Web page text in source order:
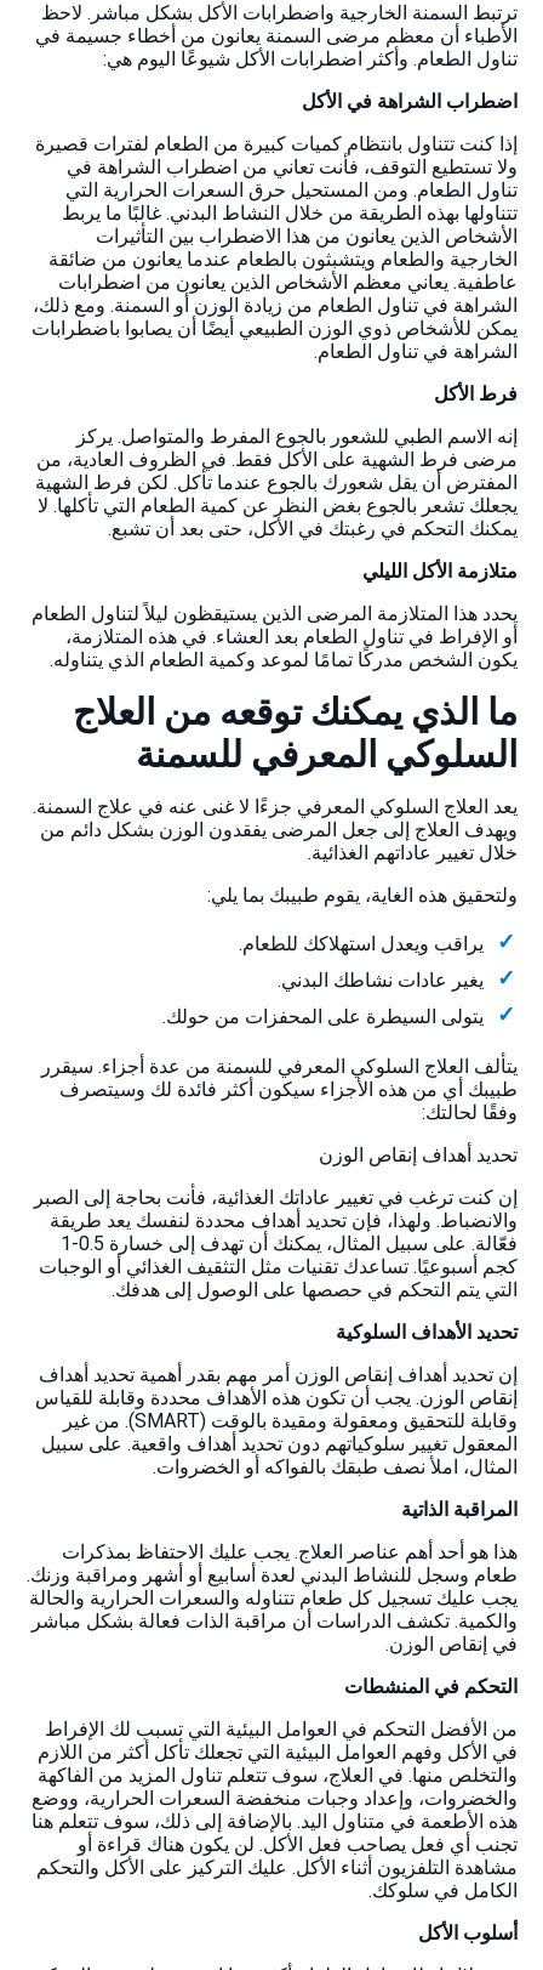
ترتبط السمنة الخارجية واضطرابات الأكل بشكل مباشر. لاحظ
الأطباء أن معظم مرضى السمنة يعانون من أخطاء جسيمة في
تناول الطعام. وأكثر اضطرابات الأكل شيوعًا اليوم هي:
اضطراب الشراهة في الأكل
إذا كنت تتناول بانتظام كميات كبيرة من الطعام لفترات قصيرة
ولا تستطيع التوقف، فأنت تعاني من اضطراب الشراهة في
تناول الطعام. ومن المستحيل حرق السعرات الحرارية التي
تتناولها بهذه الطريقة من خلال النشاط البدني. غالبًا ما يربط
الأشخاص الذين يعانون من هذا الاضطراب بين التأثيرات
الخارجية والطعام ويتشبثون بالطعام عندما يعانون من ضائقة
عاطفية. يعاني معظم الأشخاص الذين يعانون من اضطرابات
الشراهة في تناول الطعام من زيادة الوزن أو السمنة. ومع ذلك،
يمكن للأشخاص ذوي الوزن الطبيعي أيضًا أن يصابوا باضطرابات
الشراهة في تناول الطعام.
فرط الأكل
إنه الاسم الطبي للشعور بالجوع المفرط والمتواصل. يركز
مرضى فرط الشهية على الأكل فقط. في الظروف العادية، من
المفترض أن يقل شعورك بالجوع عندما تأكل. لكن فرط الشهية
يجعلك تشعر بالجوع بغض النظر عن كمية الطعام التي تأكلها. لا
يمكنك التحكم في رغبتك في الأكل، حتى بعد أن تشبع.
متلازمة الأكل الليلي
يحدد هذا المتلازمة المرضى الذين يستيقظون ليلاً لتناول الطعام
أو الإفراط في تناول الطعام بعد العشاء. في هذه المتلازمة،
يكون الشخص مدركًا تمامًا لموعد وكمية الطعام الذي يتناوله.
ما الذي يمكنك توقعه من العلاج
السلوكي المعرفي للسمنة
يعد العلاج السلوكي المعرفي جزءًا لا غنى عنه في علاج السمنة.
ويهدف العلاج إلى جعل المرضى يفقدون الوزن بشكل دائم من
خلال تغيير عاداتهم الغذائية.
ولتحقيق هذه الغاية، يقوم طبيبك بما يلي:
يراقب ويعدل استهلاكك للطعام.
يغير عادات نشاطك البدني.
يتولى السيطرة على المحفزات من حولك.
يتألف العلاج السلوكي المعرفي للسمنة من عدة أجزاء. سيقرر
طبيبك أي من هذه الأجزاء سيكون أكثر فائدة لك وسيتصرف
وفقًا لحالتك:
تحديد أهداف إنقاص الوزن
إن كنت ترغب في تغيير عاداتك الغذائية، فأنت بحاجة إلى الصبر
والانضباط. ولهذا، فإن تحديد أهداف محددة لنفسك يعد طريقة
فعّالة. على سبيل المثال، يمكنك أن تهدف إلى خسارة 0.5-1
كجم أسبوعيًا. تساعدك تقنيات مثل التثقيف الغذائي أو الوجبات
التي يتم التحكم في حصصها على الوصول إلى هدفك.
تحديد الأهداف السلوكية
إن تحديد أهداف إنقاص الوزن أمر مهم بقدر أهمية تحديد أهداف
إنقاص الوزن. يجب أن تكون هذه الأهداف محددة وقابلة للقياس
وقابلة للتحقيق ومعقولة ومقيدة بالوقت (SMART). من غير
المعقول تغيير سلوكياتهم دون تحديد أهداف واقعية. على سبيل
المثال، املأ نصف طبقك بالفواكه أو الخضروات.
المراقبة الذاتية
هذا هو أحد أهم عناصر العلاج. يجب عليك الاحتفاظ بمذكرات
طعام وسجل للنشاط البدني لعدة أسابيع أو أشهر ومراقبة وزنك.
يجب عليك تسجيل كل طعام تتناوله والسعرات الحرارية والحالة
والكمية. تكشف الدراسات أن مراقبة الذات فعالة بشكل مباشر
في إنقاص الوزن.
التحكم في المنشطات
من الأفضل التحكم في العوامل البيئية التي تسبب لك الإفراط
في الأكل وفهم العوامل البيئية التي تجعلك تأكل أكثر من اللازم
والتخلص منها. في العلاج، سوف تتعلم تناول المزيد من الفاكهة
والخضروات، وإعداد وجبات منخفضة السعرات الحرارية، ووضع
هذه الأطعمة في متناول اليد. بالإضافة إلى ذلك، سوف تتعلم هنا
تجنب أي فعل يصاحب فعل الأكل. لن يكون هناك قراءة أو
مشاهدة التلفزيون أثناء الأكل. عليك التركيز على الأكل والتحكم
الكامل في سلوكك.
أسلوب الأكل